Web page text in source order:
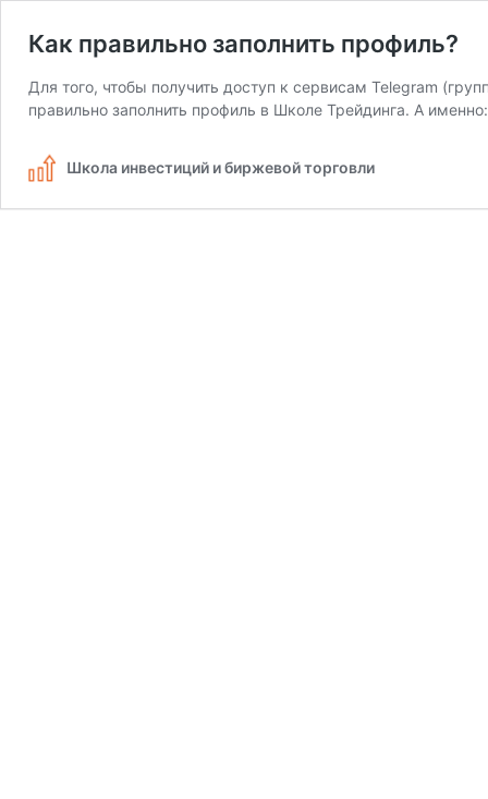
Как правильно заполнить профиль?
Для того, чтобы получить доступ к сервисам Telegram
правильно заполнить профиль в Школе Трейдинга. А
Школа инвестиций и биржевой торговли